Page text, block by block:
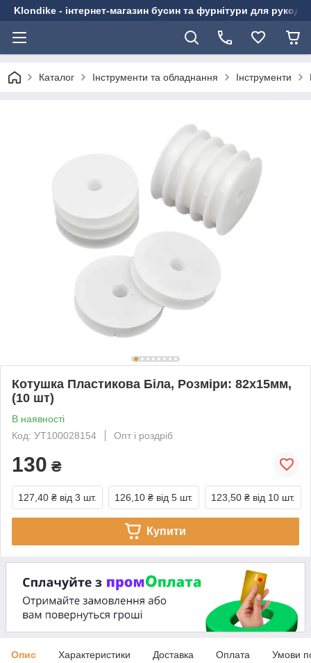
Klondike - інтернет-магазин бусин та фурнітури для
Каталог Інструменти та обладнання Інструменти
Котушка Пластикова Біла, Розміри: 82х15мм,
(10 шт)
В наявності
Код: УТ100028154
Опт і роздріб
130 ₴
127,40 ₴ від 3 шт. 126,10 ₴ від 5 шт. 123,50 ₴ від 10 шт.
Купити
Опис Характеристики Доставка Оплата Умови